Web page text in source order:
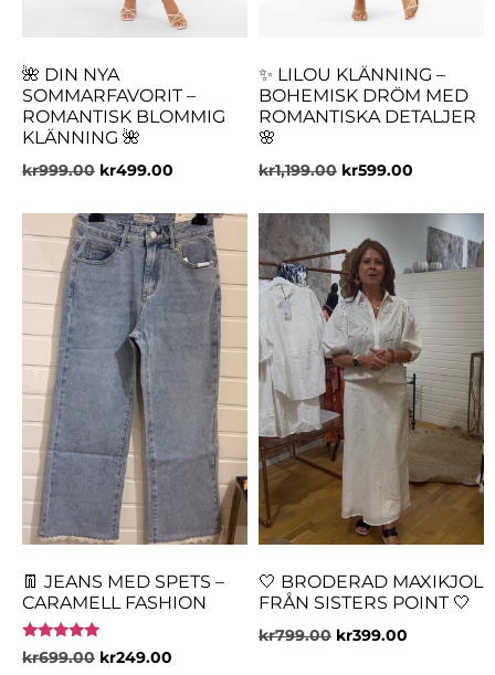
🌺 DIN NYA
SOMMARFAVORIT –
ROMANTISK BLOMMIG
KLÄNNING 🌺
kr999.00 kr499.00
✨ LILOU KLÄNNING –
BOHEMISK DRÖM MED
ROMANTISKA DETALJER
🌸
kr1,199.00 kr599.00
👖 JEANS MED SPETS –
CARAMELL FASHION
Betygsatt
5.00
kr699.00 kr249.00
🤍 BRODERAD MAXIKJOL
FRÅN SISTERS POINT 🤍
kr799.00 kr399.00